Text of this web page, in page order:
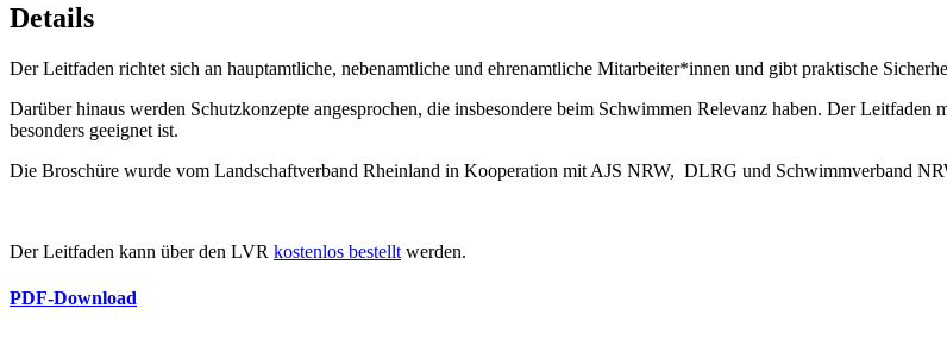
Details
Der Leitfaden richtet sich an hauptamtliche, nebenamtliche und ehrenamtliche Mitarbeiter*innen und gibt praktische
Darüber hinaus werden Schutzkonzepte angesprochen, die insbesondere beim Schwimmen Relevanz haben. Der
besonders geeignet ist.
Die Broschüre wurde vom Landschaftverband Rheinland in Kooperation mit AJS NRW, DLRG und Schwimmverband
Der Leitfaden kann über den LVR kostenlos bestellt werden.
PDF-Download